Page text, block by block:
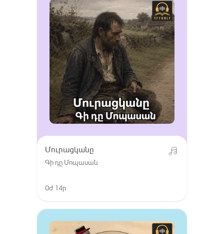
Մուրացկանը
Գի դը Մոպասան
0ժ 14ր